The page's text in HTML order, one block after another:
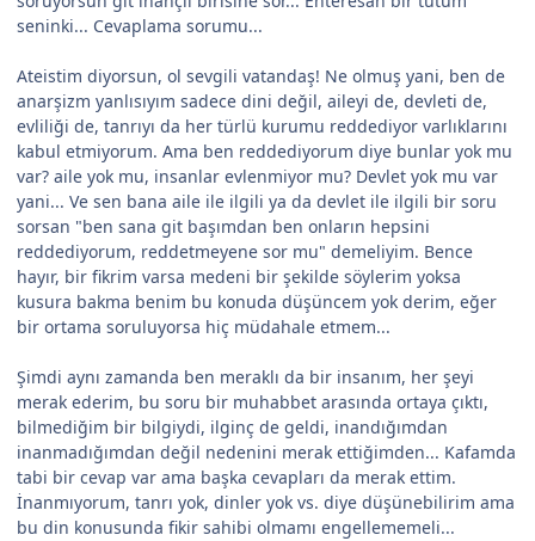
seninki... Cevaplama sorumu...
Ateistim diyorsun, ol sevgili vatandaş! Ne olmuş yani, ben de
anarşizm yanlısıyım sadece dini değil, aileyi de, devleti de,
evliliği de, tanrıyı da her türlü kurumu reddediyor varlıklarını
kabul etmiyorum. Ama ben reddediyorum diye bunlar yok mu
var? aile yok mu, insanlar evlenmiyor mu? Devlet yok mu var
yani... Ve sen bana aile ile ilgili ya da devlet ile ilgili bir soru
sorsan "ben sana git başımdan ben onların hepsini
reddediyorum, reddetmeyene sor mu" demeliyim. Bence
hayır, bir fikrim varsa medeni bir şekilde söylerim yoksa
kusura bakma benim bu konuda düşüncem yok derim, eğer
bir ortama soruluyorsa hiç müdahale etmem...
Şimdi aynı zamanda ben meraklı da bir insanım, her şeyi
merak ederim, bu soru bir muhabbet arasında ortaya çıktı,
bilmediğim bir bilgiydi, ilginç de geldi, inandığımdan
inanmadığımdan değil nedenini merak ettiğimden... Kafamda
tabi bir cevap var ama başka cevapları da merak ettim.
İnanmıyorum, tanrı yok, dinler yok vs. diye düşünebilirim ama
bu din konusunda fikir sahibi olmamı engellememeli...